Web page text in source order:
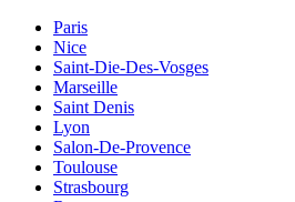
Paris
Nice
Saint-Die-Des-Vosges
Marseille
Saint Denis
Lyon
Salon-De-Provence
Toulouse
Strasbourg